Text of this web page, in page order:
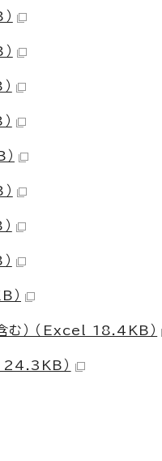
）
む） （Excel 18.4KB）
24.3KB）